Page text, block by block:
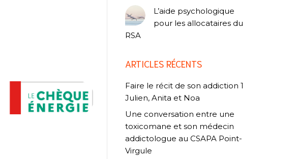
L’aide psychologique
pour les allocataires du
RSA
ARTICLES RÉCENTS
Faire le récit de son addiction 1
Julien, Anita et Noa
Une conversation entre une
toxicomane et son médecin
addictologue au CSAPA Point-
Virgule